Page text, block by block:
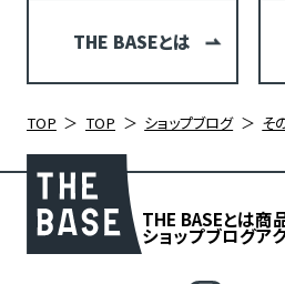
THE BASEとは
TOP TOP ショップブログ そ
THE BASEとは商
ショップブログア